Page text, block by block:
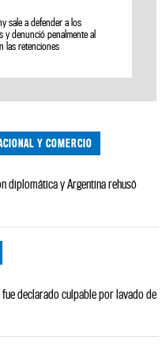
sale a defender a los
y denunció penalmente al
las retenciones
Y COMERCIO
diplomática y Argentina rehusó
declarado culpable por lavado de